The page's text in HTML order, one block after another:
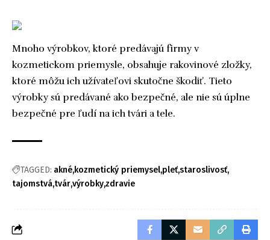
Mnoho výrobkov, ktoré predávajú firmy v
kozmetickom priemysle, obsahuje rakovinové zložky,
ktoré môžu ich užívateľovi skutočne škodiť. Tieto
výrobky sú predávané ako bezpečné, ale nie sú úplne
bezpečné pre ľudí na ich tvári a tele.
TAGGED: akné kozmetický priemysel pleťstaroslivosť
tajomstvá tvárvýrobkyzdravie